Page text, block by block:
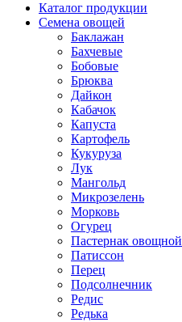
Каталог продукции
Семена овощей
Баклажан
Бахчевые
Бобовые
Брюква
Дайкон
Кабачок
Капуста
Картофель
Кукуруза
Лук
Мангольд
Микрозелень
Морковь
Огурец
Пастернак овощной
Патиссон
Перец
Подсолнечник
Редис
Редька